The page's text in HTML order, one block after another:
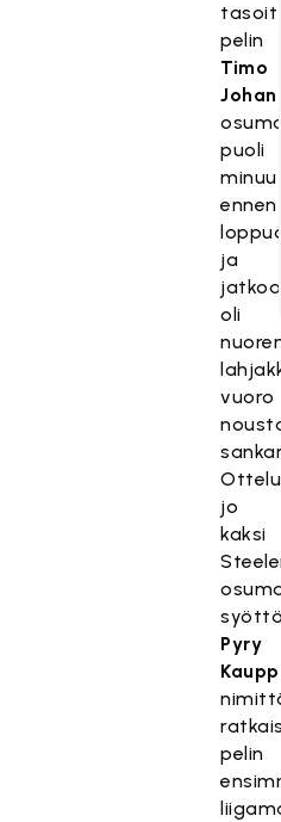
tasoitti
pelin
Timo
puoli
ennen
loppua,
ja
oli
vuoro
jo
kaksi
Pyry
pelin